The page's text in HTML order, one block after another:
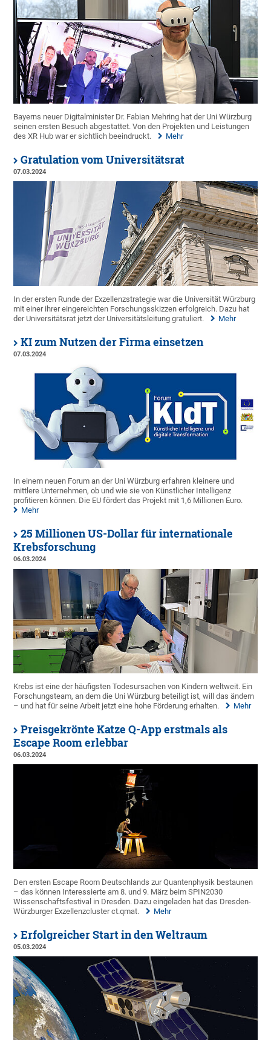
Bayerns neuer Digitalminister Dr. Fabian Mehring hat der Uni Würzburg
seinen ersten Besuch abgestattet. Von den Projekten und Leistungen
des XR Hub war er sichtlich beeindruckt.
Mehr
Gratulation vom Universitätsrat
07.03.2024
In der ersten Runde der Exzellenzstrategie war die Universität Würzburg
mit einer ihrer eingereichten Forschungsskizzen erfolgreich. Dazu hat
der Universitätsrat jetzt der Universitätsleitung gratuliert.
Mehr
KI zum Nutzen der Firma einsetzen
07.03.2024
In einem neuen Forum an der Uni Würzburg erfahren kleinere und
mittlere Unternehmen, ob und wie sie von Künstlicher Intelligenz
profitieren können. Die EU fördert das Projekt mit 1,6 Millionen Euro.
Mehr
25 Millionen US-Dollar für internationale
Krebsforschung
06.03.2024
Krebs ist eine der häufigsten Todesursachen von Kindern weltweit. Ein
Forschungsteam, an dem die Uni Würzburg beteiligt ist, will das ändern
– und hat für seine Arbeit jetzt eine hohe Förderung erhalten.
Mehr
Preisgekrönte Katze Q-App erstmals als
Escape Room erlebbar
06.03.2024
Den ersten Escape Room Deutschlands zur Quantenphysik bestaunen
– das können Interessierte am 8. und 9. März beim SPIN2030
Wissenschaftsfestival in Dresden. Dazu eingeladen hat das Dresden-
Würzburger Exzellenzcluster ct.qmat.
Mehr
Erfolgreicher Start in den Weltraum
05.03.2024